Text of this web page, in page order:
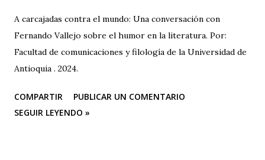
A carcajadas contra el mundo: Una conversación con
Fernando Vallejo sobre el humor en la literatura. Por:
Facultad de comunicaciones y filología de la Universidad de
Antioquia . 2024.
COMPARTIR
PUBLICAR UN COMENTARIO
SEGUIR LEYENDO »